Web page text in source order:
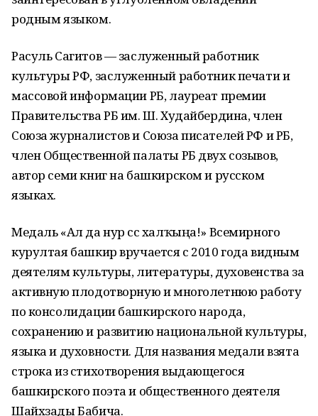
родным языком.
Расуль Сагитов — заслуженный работник
культуры РФ, заслуженный работник печати и
массовой информации РБ, лауреат премии
Правительства РБ им. Ш. Худайбердина, член
Союза журналистов и Союза писателей РФ и РБ,
член Общественной палаты РБ двух созывов,
автор семи книг на башкирском и русском
языках.
Медаль «Ал да нур сәс халҡыңа!» Всемирного
курултая башкир вручается с 2010 года видным
деятелям культуры, литературы, духовенства за
активную плодотворную и многолетнюю работу
по консолидации башкирского народа,
сохранению и развитию национальной культуры,
языка и духовности. Для названия медали взята
строка из стихотворения выдающегося
башкирского поэта и общественного деятеля
Шайхзады Бабича.